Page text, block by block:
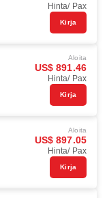
Hinta/ Pax
Kirja
Aloita
US$ 891.46
Hinta/ Pax
Kirja
Aloita
US$ 897.05
Hinta/ Pax
Kirja